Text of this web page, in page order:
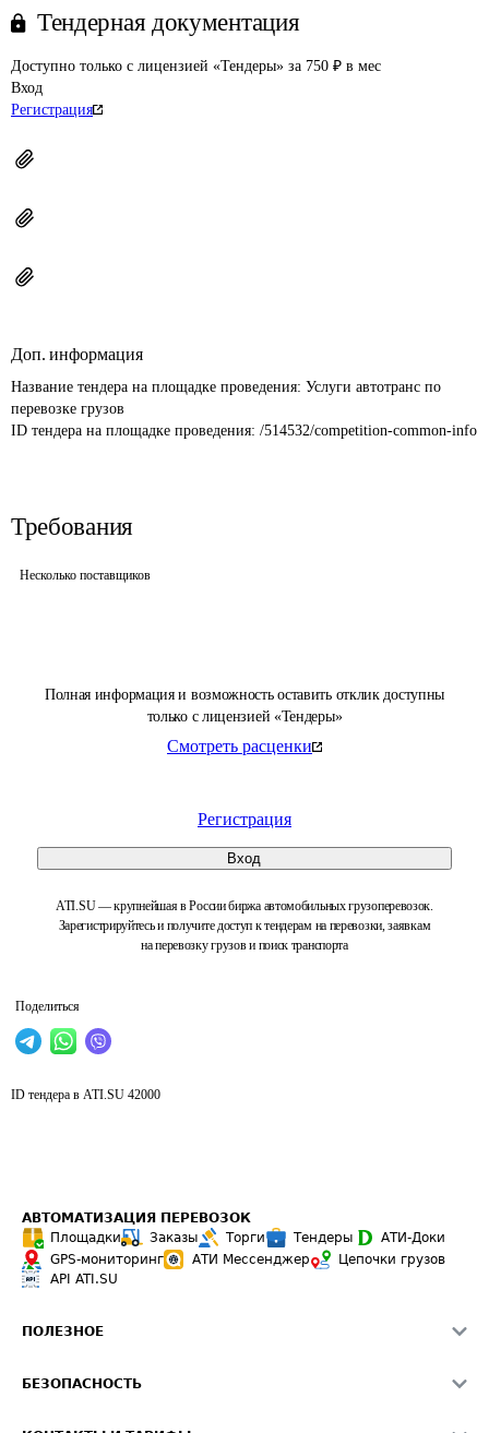
Полная информация и возможность оставить отклик доступны
только с лицензией «Тендеры»
Смотреть расценки
Регистрация
Вход
ATI.SU — крупнейшая в России биржа автомобильных грузоперевозок.
Зарегистрируйтесь и получите доступ к тендерам на перевозки, заявкам
на перевозку грузов и поиск транспорта
Поделиться
Тендерная документация
Доступно только с лицензией «Тендеры» за 750 ₽ в мес
Вход
Регистрация
Доп. информация
Название тендера на площадке проведения: Услуги автотранс по
перевозке грузов
ID тендера на площадке проведения: /514532/competition-common-info
Требования
Несколько поставщиков
ID тендера в ATI.SU 42000
АВТОМАТИЗАЦИЯ ПЕРЕВОЗОК
Площадки
Заказы Торги Тендеры
АТИ-Доки
GPS-мониторинг
АТИ Мессенджер
Цепочки грузов
API ATI.SU
ПОЛЕЗНОЕ
Звезды ATI.SU на вашем сайте
БЕЗОПАСНОСТЬ